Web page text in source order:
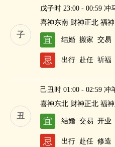
子
戊子时 23:00 - 00:59 冲
喜神东南 财神正北 福
宜 结婚 搬家 交易
灶
酬神 斋醮
忌 出行 赴任 祈福
丑
己丑时 01:00 - 02:59 冲
喜神东北 财神正北 福
宜 结婚 交易 开业
忌 出行 赴任 修造